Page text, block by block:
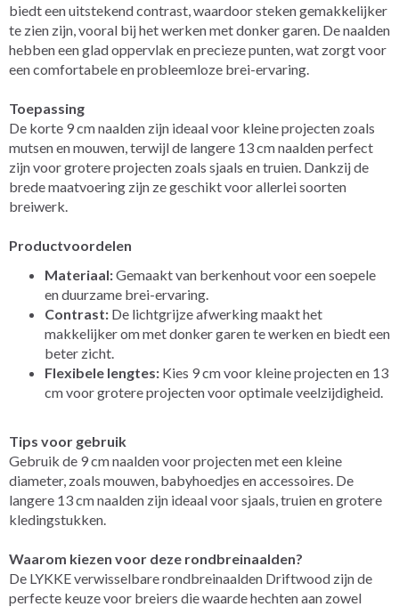
biedt een uitstekend contrast, waardoor steken gemakkelijker
te zien zijn, vooral bij het werken met donker garen. De naalden
hebben een glad oppervlak en precieze punten, wat zorgt voor
een comfortabele en probleemloze brei-ervaring.
Toepassing
De korte 9 cm naalden zijn ideaal voor kleine projecten zoals
mutsen en mouwen, terwijl de langere 13 cm naalden perfect
zijn voor grotere projecten zoals sjaals en truien. Dankzij de
brede maatvoering zijn ze geschikt voor allerlei soorten
breiwerk.
Productvoordelen
Materiaal:Gemaakt van berkenhout voor een soepele
en duurzame brei-ervaring.
Contrast: De lichtgrijze afwerking maakt het
makkelijker om met donker garen te werken en biedt een
beter zicht.
Flexibele lengtes: Kies 9 cm voor kleine projecten en 13
cm voor grotere projecten voor optimale veelzijdigheid.
Tips voor gebruik
Gebruik de 9 cm naalden voor projecten met een kleine
diameter, zoals mouwen, babyhoedjes en accessoires. De
langere 13 cm naalden zijn ideaal voor sjaals, truien en grotere
kledingstukken.
Waarom kiezen voor deze rondbreinaalden?
De LYKKE verwisselbare rondbreinaalden Driftwood zijn de
perfecte keuze voor breiers die waarde hechten aan zowel